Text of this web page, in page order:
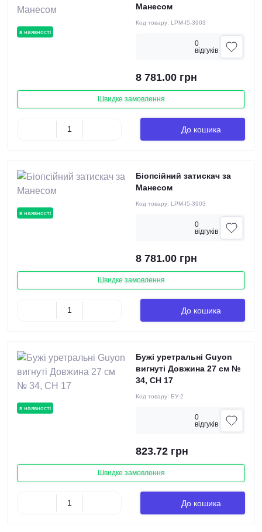
в наявності
Манесом
Код товару: LPM-I5-3903
0
вiдгукiв
8 781.00 грн
Швидке замовлення
До кошика
в наявності
Біопсійний затискач за
Манесом
Код товару: LPM-I5-3903
0
вiдгукiв
8 781.00 грн
Швидке замовлення
До кошика
в наявності
Бужі уретральні Guyon
вигнуті Довжина 27 см №
34, СН 17
Код товару: БУ-2
0
вiдгукiв
823.72 грн
Швидке замовлення
До кошика